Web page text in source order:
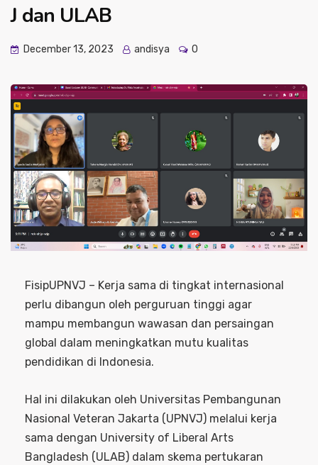
J dan ULAB
December 13, 2023 andisya 0
FisipUPNVJ – Kerja sama di tingkat internasional
perlu dibangun oleh perguruan tinggi agar
mampu membangun wawasan dan persaingan
global dalam meningkatkan mutu kualitas
pendidikan di Indonesia.
Hal ini dilakukan oleh Universitas Pembangunan
Nasional Veteran Jakarta (UPNVJ) melalui kerja
sama dengan University of Liberal Arts
Bangladesh (ULAB) dalam skema pertukaran